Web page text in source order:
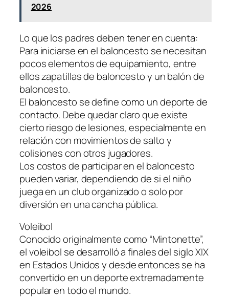
2026
Lo que los padres deben tener en cuenta:
Para iniciarse en el baloncesto se necesitan
pocos elementos de equipamiento, entre
ellos zapatillas de baloncesto y un balón de
baloncesto.
El baloncesto se define como un deporte de
contacto. Debe quedar claro que existe
cierto riesgo de lesiones, especialmente en
relación con movimientos de salto y
colisiones con otros jugadores.
Los costos de participar en el baloncesto
pueden variar, dependiendo de si el niño
juega en un club organizado o solo por
diversión en una cancha pública.
Voleibol
Conocido originalmente como “Mintonette”,
el voleibol se desarrolló a finales del siglo XIX
en Estados Unidos y desde entonces se ha
convertido en un deporte extremadamente
popular en todo el mundo.